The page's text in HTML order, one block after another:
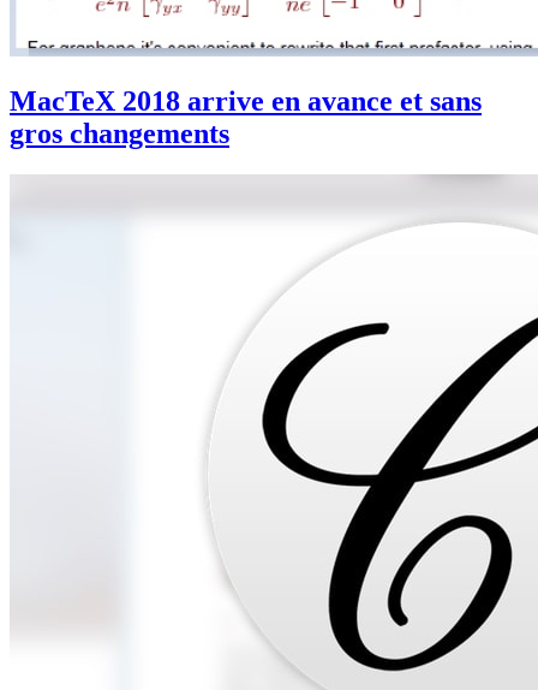
MacTeX 2018 arrive en avance et sans
gros changements